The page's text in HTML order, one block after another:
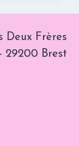
Deux Frères
29200 Brest